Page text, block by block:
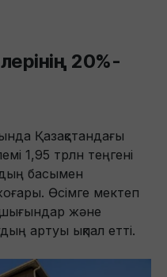
20%-
Қазақстандағы
1,95 трлн теңгені
басымен
Өсімге мектеп
және
артуы ықпал етті.